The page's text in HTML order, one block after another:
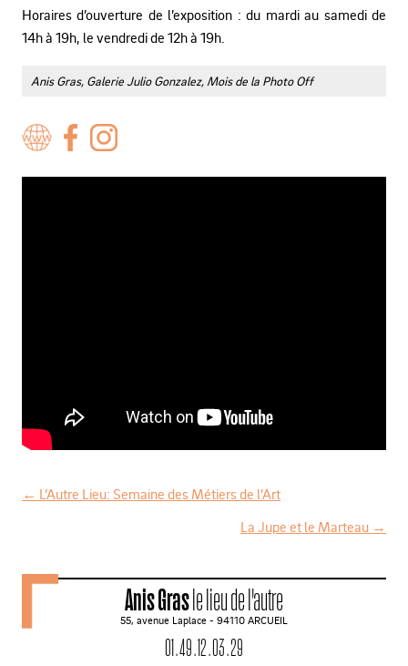
Horaires d’ouverture de l’exposition : du mardi au samedi de
14h à 19h, le vendredi de 12h à 19h.
Anis Gras, Galerie Julio Gonzalez, Mois de la Photo Off
v
g
← L’Autre Lieu: Semaine des Métiers de l’Art
La Jupe et le Marteau →
Anis Gras le lieu de l'autre
55, avenue Laplace - 94110 ARCUEIL
01 . 49 . 12 . 03 . 29